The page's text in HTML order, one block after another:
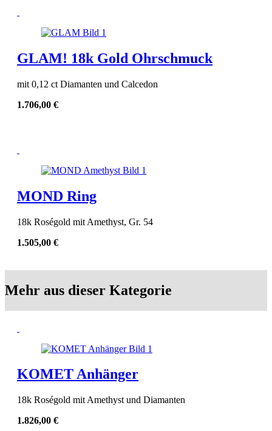
GLAM! 18k Gold Ohrschmuck
mit 0,12 ct Diamanten und Calcedon
1.706,00 €
MOND Ring
18k Roségold mit Amethyst, Gr. 54
1.505,00 €
Mehr aus dieser Kategorie
KOMET Anhänger
18k Roségold mit Amethyst und Diamanten
1.826,00 €